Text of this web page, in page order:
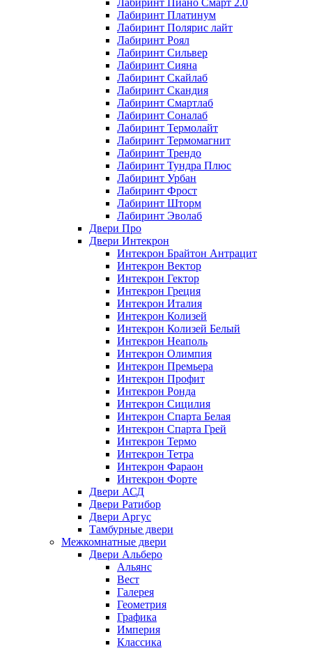
Лабиринт Пиано Смарт 2.0
Лабиринт Платинум
Лабиринт Полярис лайт
Лабиринт Роял
Лабиринт Сильвер
Лабиринт Сияна
Лабиринт Скайлаб
Лабиринт Скандия
Лабиринт Смартлаб
Лабиринт Соналаб
Лабиринт Термолайт
Лабиринт Термомагнит
Лабиринт Трендо
Лабиринт Тундра Плюс
Лабиринт Урбан
Лабиринт Фрост
Лабиринт Шторм
Лабиринт Эволаб
Двери Про
Двери Интекрон
Интекрон Брайтон Антрацит
Интекрон Вектор
Интекрон Гектор
Интекрон Греция
Интекрон Италия
Интекрон Колизей
Интекрон Колизей Белый
Интекрон Неаполь
Интекрон Олимпия
Интекрон Премьера
Интекрон Профит
Интекрон Ронда
Интекрон Сицилия
Интекрон Спарта Белая
Интекрон Спарта Грей
Интекрон Термо
Интекрон Тетра
Интекрон Фараон
Интекрон Форте
Двери АСД
Двери Ратибор
Двери Аргус
Тамбурные двери
Межкомнатные двери
Двери Альберо
Альянс
Вест
Галерея
Геометрия
Графика
Империя
Классика